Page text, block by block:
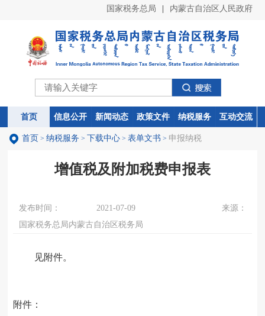
国家税务总局 内蒙古自治区人民政府
首页 信息公开 新闻动态 政策文件 纳税服务 互动交流
首页 信息公开 新闻动态 政策文件 纳税服务 互动交流
首页 > 纳税服务 > 下载中心> 表单文书 > 申报纳税
增值税及附加税费申报表
发布时间： 2021-07-09
来源：
国家税务总局内蒙古自治区税务局
见附件。
附件：